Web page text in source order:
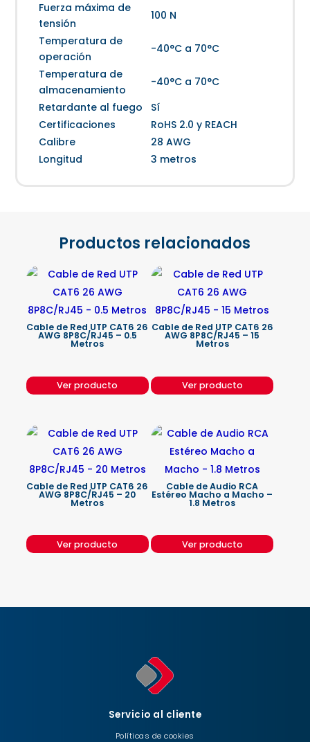
Fuerza máxima de
tensión
100 N
Temperatura de
operación
-40°C a 70°C
Temperatura de
almacenamiento
-40°C a 70°C
Retardante al fuego
Sí
Certificaciones
RoHS 2.0 y REACH
Calibre
28 AWG
Longitud
3 metros
Productos relacionados
Cable de Red UTP CAT6 26
AWG 8P8C/RJ45 – 0.5
Metros
Ver producto
Cable de Red UTP CAT6 26
AWG 8P8C/RJ45 – 15
Metros
Ver producto
Cable de Red UTP CAT6 26
AWG 8P8C/RJ45 – 20
Metros
Ver producto
Cable de Audio RCA
Estéreo Macho a Macho –
1.8 Metros
Ver producto
Servicio al cliente
Políticas de cookies